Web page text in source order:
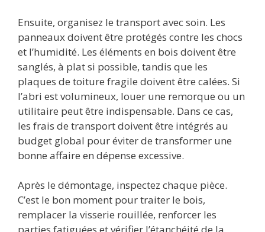
Ensuite, organisez le transport avec soin. Les
panneaux doivent être protégés contre les chocs
et l’humidité. Les éléments en bois doivent être
sanglés, à plat si possible, tandis que les
plaques de toiture fragile doivent être calées. Si
l’abri est volumineux, louer une remorque ou un
utilitaire peut être indispensable. Dans ce cas,
les frais de transport doivent être intégrés au
budget global pour éviter de transformer une
bonne affaire en dépense excessive.
Après le démontage, inspectez chaque pièce.
C’est le bon moment pour traiter le bois,
remplacer la visserie rouillée, renforcer les